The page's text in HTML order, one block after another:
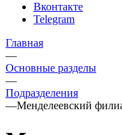
Вконтакте
Telegram
Главная
—
Основные разделы
—
Подразделения
—Менделеевский